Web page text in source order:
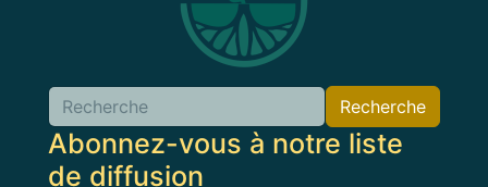
Recherche
Abonnez-vous à notre liste
de diffusion